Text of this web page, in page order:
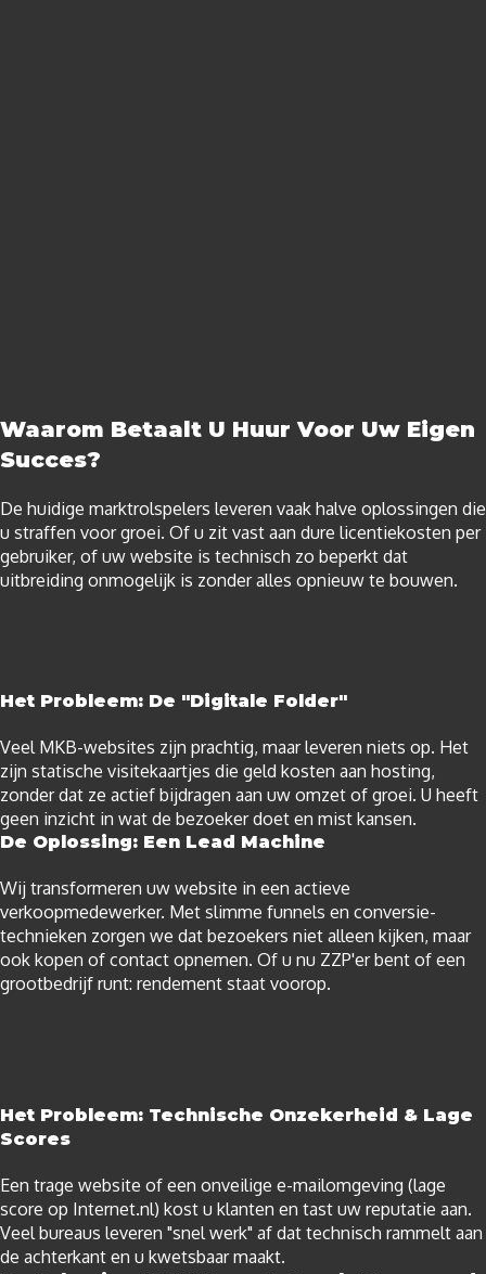
Waarom Betaalt U Huur Voor Uw Eigen
Succes?
De huidige marktrolspelers leveren vaak halve oplossingen die
u straffen voor groei. Of u zit vast aan dure licentiekosten per
gebruiker, of uw website is technisch zo beperkt dat
uitbreiding onmogelijk is zonder alles opnieuw te bouwen.
Het Probleem: De "Digitale Folder"
Veel MKB-websites zijn prachtig, maar leveren niets op. Het
zijn statische visitekaartjes die geld kosten aan hosting,
zonder dat ze actief bijdragen aan uw omzet of groei. U heeft
geen inzicht in wat de bezoeker doet en mist kansen.
De Oplossing: Een Lead Machine
Wij transformeren uw website in een actieve
verkoopmedewerker. Met slimme funnels en conversie-
technieken zorgen we dat bezoekers niet alleen kijken, maar
ook kopen of contact opnemen. Of u nu ZZP'er bent of een
grootbedrijf runt: rendement staat voorop.
Het Probleem: Technische Onzekerheid & Lage
Scores
Een trage website of een onveilige e-mailomgeving (lage
score op Internet.nl) kost u klanten en tast uw reputatie aan.
Veel bureaus leveren "snel werk" af dat technisch rammelt aan
de achterkant en u kwetsbaar maakt.